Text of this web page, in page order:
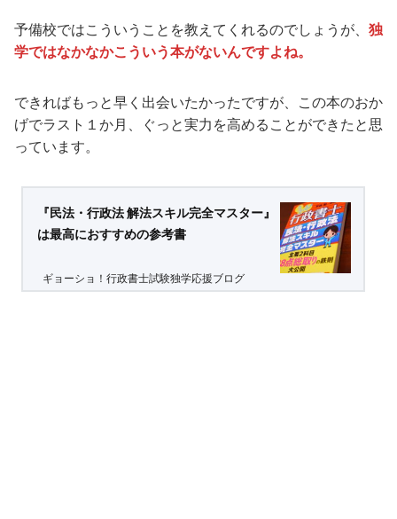
予備校ではこういうことを教えてくれるのでしょうが、 独
学ではなかなかこういう本がないんですよね。
できればもっと早く出会いたかったですが、この本のおか
げでラスト１か月、ぐっと実力を高めることができたと思
っています。
『民法・行政法 解法スキル完全マスター』
は最高におすすめの参考書
ギョーショ！行政書士試験独学応援ブログ